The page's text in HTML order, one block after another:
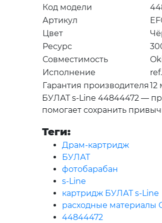
Код модели
Артикул
Цвет
Ресурс
Совместимость
Исполнение
ref.
Гарантия производителя 12
БУЛАТ s-Line 44844472 —
помогает сохранить
Теги:
Драм-картридж
БУЛАТ
фотобарабан
s-Line
картридж БУЛАТ s-Line
расходные материалы
44844472